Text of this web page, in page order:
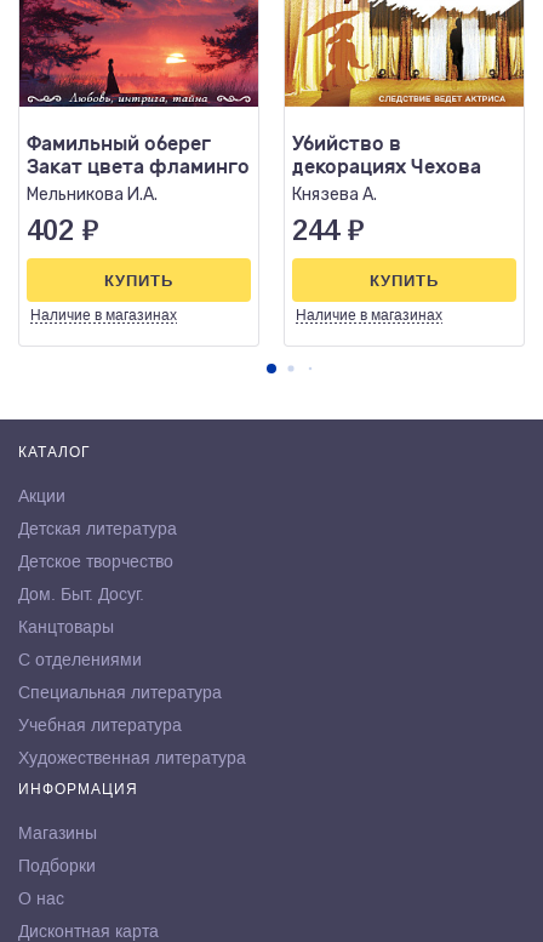
Фамильный оберег
Закат цвета фламинго
Мельникова И.А.
402 ₽
Наличие в магазинах
КУПИТЬ
Убийство в
декорациях Чехова
Князева А.
244 ₽
Наличие в магазинах
КУПИТЬ
КАТАЛОГ
Акции
Детская литература
Детское творчество
Дом. Быт. Досуг.
Канцтовары
С отделениями
Специальная литература
Учебная литература
Художественная литература
ИНФОРМАЦИЯ
Магазины
Подборки
О нас
Дисконтная карта